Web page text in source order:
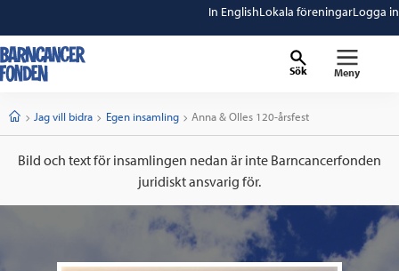
In EnglishLokala föreningarLogga in
Sök Meny
StartJag vill bidra Egen insamling Current:
Anna & Olles 120-årsfest
Bild och text för insamlingen nedan är inte Barncancerfonden
juridiskt ansvarig för.